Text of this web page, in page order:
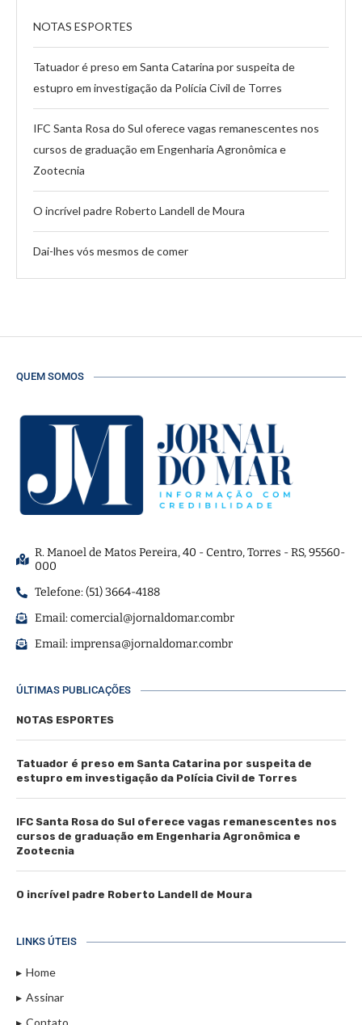
NOTAS ESPORTES
Tatuador é preso em Santa Catarina por suspeita de
estupro em investigação da Polícia Civil de Torres
IFC Santa Rosa do Sul oferece vagas remanescentes nos
cursos de graduação em Engenharia Agronômica e
Zootecnia
O incrível padre Roberto Landell de Moura
Dai-lhes vós mesmos de comer
QUEM SOMOS
R. Manoel de Matos Pereira, 40 - Centro, Torres - RS, 95560-
000
Telefone: (51) 3664-4188
Email:comercial@jornaldomar.combr
Email:imprensa@jornaldomar.combr
ÚLTIMAS PUBLICAÇÕES
NOTAS ESPORTES
Tatuador é preso em Santa Catarina por suspeita de
estupro em investigação da Polícia Civil de Torres
IFC Santa Rosa do Sul oferece vagas remanescentes nos
cursos de graduação em Engenharia Agronômica e
Zootecnia
O incrível padre Roberto Landell de Moura
LINKS ÚTEIS
Home
Assinar